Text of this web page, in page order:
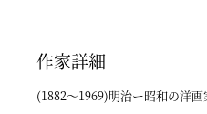
作家詳細
(1882～1969)明治ー昭和の洋